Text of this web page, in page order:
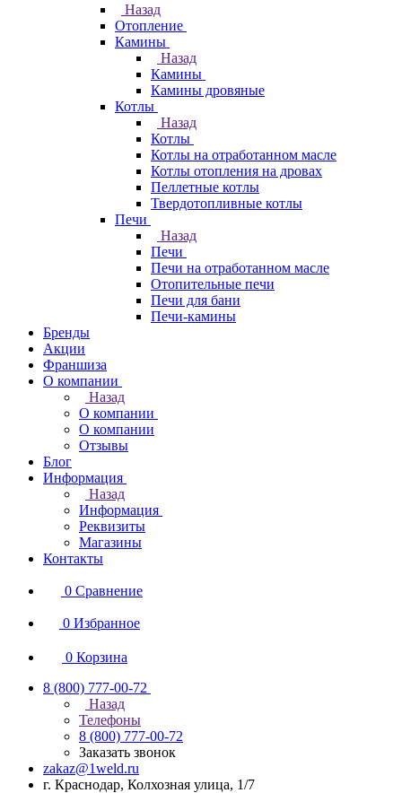
Назад
Отопление
Камины
Назад
Камины
Камины дровяные
Котлы
Назад
Котлы
Котлы на отработанном масле
Котлы отопления на дровах
Пеллетные котлы
Твердотопливные котлы
Печи
Назад
Печи
Печи на отработанном масле
Отопительные печи
Печи для бани
Печи-камины
Бренды
Акции
Франшиза
О компании
Назад
О компании
О компании
Отзывы
Блог
Информация
Назад
Информация
Реквизиты
Магазины
Контакты
0 Сравнение
0 Избранное
0 Корзина
8 (800) 777-00-72
Назад
Телефоны
8 (800) 777-00-72
Заказать звонок
zakaz@1weld.ru
г. Краснодар, Колхозная улица, 1/7